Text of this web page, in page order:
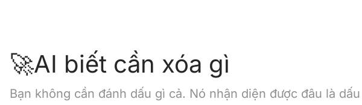
🚀AI biết cần xóa gì
Bạn không cần đánh dấu gì cả. Nó nhận diện được đâu là